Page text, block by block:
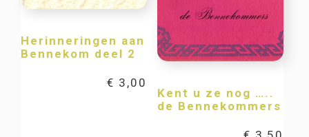
Herinneringen aan
Bennekom deel 2
€ 3,00
Kent u ze nog …..
de Bennekommers